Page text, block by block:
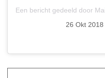
Een bericht gedeeld door
26 Okt